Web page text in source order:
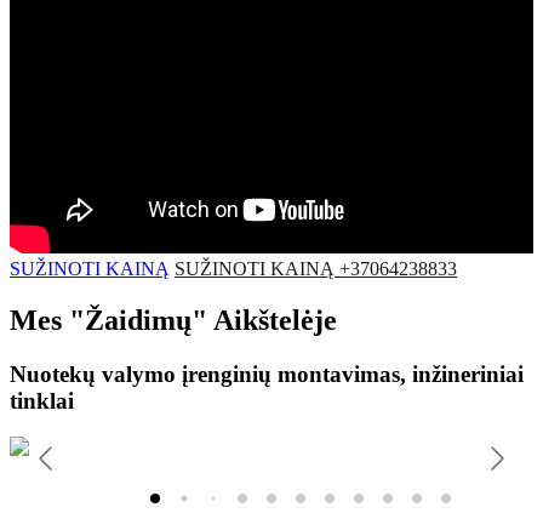
SUŽINOTI KAINĄ SUŽINOTI KAINĄ +37064238833
Mes "Žaidimų" Aikštelėje
Nuotekų valymo įrenginių montavimas, inžineriniai
tinklai